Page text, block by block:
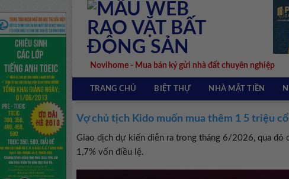
Skip
content
Novihome - Mua bán ký gửi nhà đất chuyên nghiệp
TRANG CHỦ BIỆT THỰ NHÀ MẶT TIỀN
Vợ chủ tịch Kido muốn mua thêm 1 5 triệu
Giao dịch dự kiến diễn ra trong tháng 6/2026, qua đó
1,7% vốn điều lệ.